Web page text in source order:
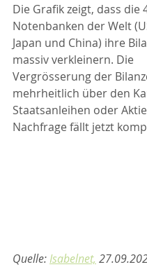
Die Grafik zeigt, dass die
Notenbanken der Welt
Japan und China) ihre
massiv verkleinern. Die
Vergrösserung der
mehrheitlich über den
Staatsanleihen oder
Nachfrage fällt jetzt
Quelle: Isabelnet,